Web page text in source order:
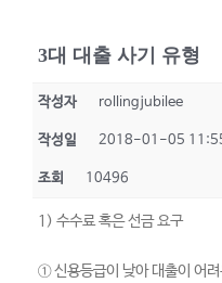
3대 대출 사기 유형
작성자 rollingjubilee
작성일 2018-01-05
조회 10496
1) 수수료 혹은 선금 요구
① 신용등급이 낮아 대출이 어